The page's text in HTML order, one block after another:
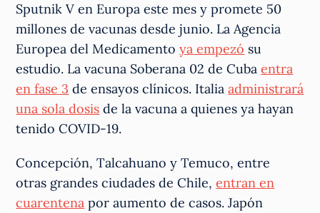
Sputnik V en Europa este mes y promete 50
millones de vacunas desde junio. La Agencia
Europea del Medicamentoya empezó su
estudio. La vacuna Soberana 02 de Cubaentra
en fase 3 de ensayos clínicos. Italiaadministrará
una sola dosis de la vacuna a quienes ya hayan
tenido COVID-19.
Concepción, Talcahuano y Temuco, entre
otras grandes ciudades de Chile,entran en
cuarentena por aumento de casos. Japón